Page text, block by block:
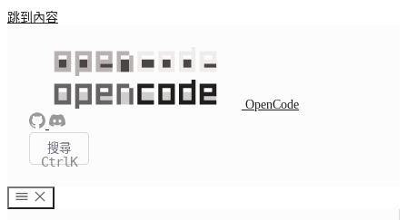
跳到內容
OpenCode
搜尋
CtrlK